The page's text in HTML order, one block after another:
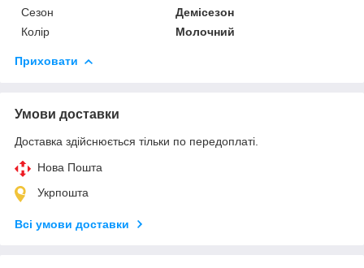
Сезон
Демісезон
Колір
Молочний
Приховати
Умови доставки
Доставка здійснюється тільки по передоплаті.
Нова Пошта
Укрпошта
Всі умови доставки